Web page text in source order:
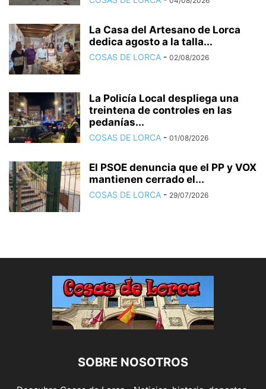
Cosas de Lorca - Bomberos apagan incendio en Poligono Industrial Serrata
Cosas de Lorca - Bomberos apagan incendio en Poligono Industrial Serrata
junto a fábricas de curtidos.
La Casa del Artesano de Lorca
dedica agosto a la talla...
COSAS DE LORCA - 02/08/2026
La Policía Local despliega una
treintena de controles en las
pedanías...
COSAS DE LORCA - 01/08/2026
El PSOE denuncia que el PP y VOX
mantienen cerrado el...
COSAS DE LORCA - 29/07/2026
SOBRE NOSOTROS